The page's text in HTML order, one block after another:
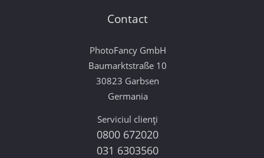
Contact
PhotoFancy GmbH
Baumarktstraße 10
30823 Garbsen
Germania
Serviciul clienți
0800 672020
031 6303560